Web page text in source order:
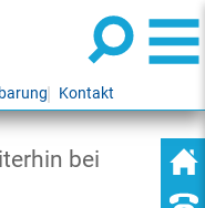
Kontakt
bei